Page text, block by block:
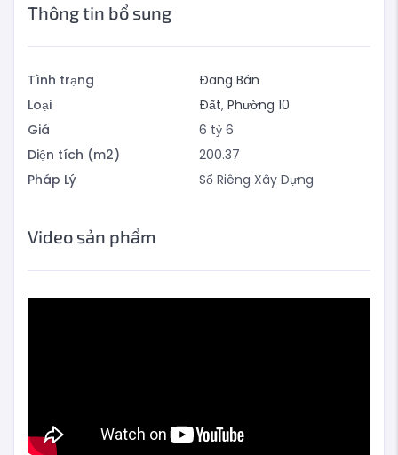
Thông tin bổ sung
Tình trạng
Đang Bán
Loại
Đất, Phường 10
Giá
6 tỷ 6
Diện tích (m2)
200.37
Pháp Lý
Sổ Riêng Xây Dựng
Video sản phẩm